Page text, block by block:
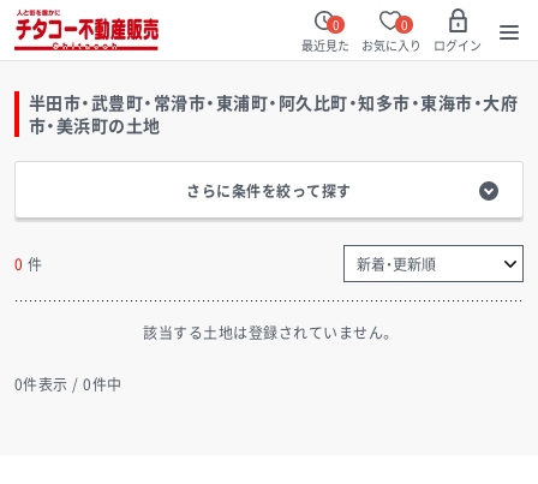
0
最近見た
0
お気に入り
ログイン
半田市・武豊町・常滑市・東浦町・阿久比町・知多市・東海市・大府
市・美浜町の土地
さらに条件を絞って探す
0 件
該当する土地は登録されていません。
0件表示 / 0件中